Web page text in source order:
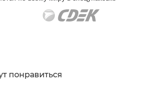
понравиться